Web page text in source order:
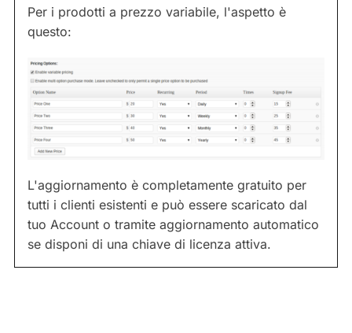
Per i prodotti a prezzo variabile, l'aspetto è
questo:
L'aggiornamento è completamente gratuito per
tutti i clienti esistenti e può essere scaricato dal
tuo Account o tramite aggiornamento automatico
se disponi di una chiave di licenza attiva.